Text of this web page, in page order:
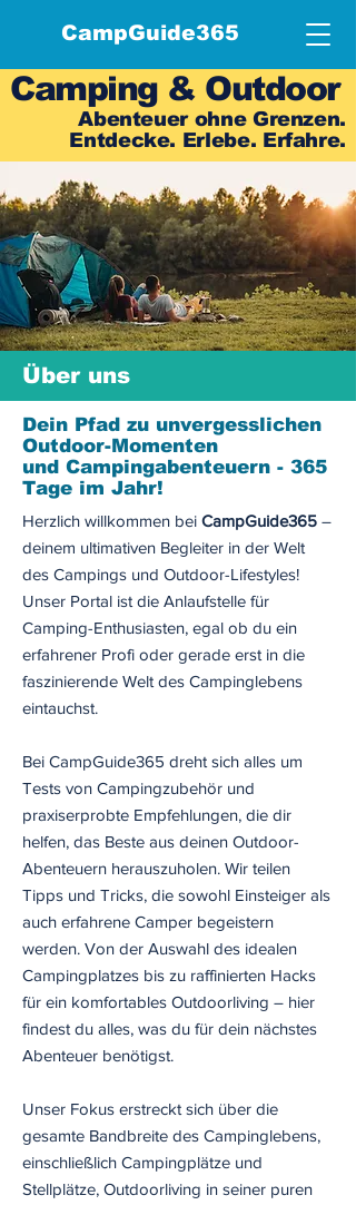
CampGuide365
Camping & Outdoor
Abenteuer ohne Grenzen.
Entdecke. Erlebe. Erfahre.
Über uns
Dein Pfad zu unvergesslichen
Outdoor-Momenten
und Campingabenteuern - 365
Tage im Jahr!
Herzlich willkommen bei CampGuide365 –
deinem ultimativen Begleiter in der Welt
des Campings und Outdoor-Lifestyles!
Unser Portal ist die Anlaufstelle für
Camping-Enthusiasten, egal ob du ein
erfahrener Profi oder gerade erst in die
faszinierende Welt des Campinglebens
eintauchst.
Bei CampGuide365 dreht sich alles um
Tests von Campingzubehör und
praxiserprobte Empfehlungen, die dir
helfen, das Beste aus deinen Outdoor-
Abenteuern herauszuholen. Wir teilen
Tipps und Tricks, die sowohl Einsteiger als
auch erfahrene Camper begeistern
werden. Von der Auswahl des idealen
Campingplatzes bis zu raffinierten Hacks
für ein komfortables Outdoorliving – hier
findest du alles, was du für dein nächstes
Abenteuer benötigst.
Unser Fokus erstreckt sich über die
gesamte Bandbreite des Campinglebens,
einschließlich Campingplätze und
Stellplätze, Outdoorliving in seiner puren